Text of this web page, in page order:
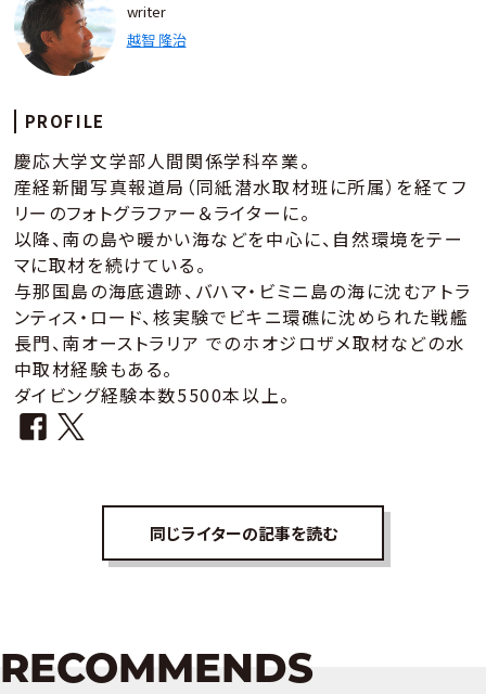
writer
越智 隆治
PROFILE
慶応大学文学部人間関係学科卒業。
産経新聞写真報道局（同紙潜水取材班に所属）を経てフ
リーのフォトグラファー＆ライターに。
以降、南の島や暖かい海などを中心に、自然環境をテー
マに取材を続けている。
与那国島の海底遺跡、バハマ・ビミニ島の海に沈むアトラ
ンティス・ロード、核実験でビキニ環礁に沈められた戦艦
長門、南オーストラリア でのホオジロザメ取材などの水
中取材経験もある。
ダイビング経験本数5500本以上。
同じライターの記事を読む
RECOMMENDS